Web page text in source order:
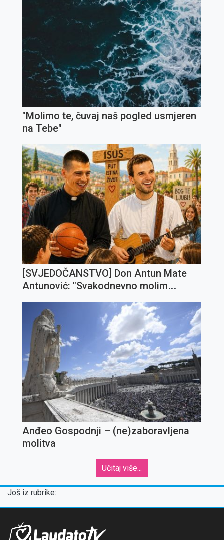
"Molimo te, čuvaj naš pogled usmjeren
na Tebe"
[SVJEDOČANSTVO] Don Antun Mate
Antunović: "Svakodnevno molim
i posvećuje u čovjeka po svome
poniznome Srcu"
Anđeo Gospodnji – (ne)zaboravljena
molitva
Učitaj više...
Još iz rubrike: